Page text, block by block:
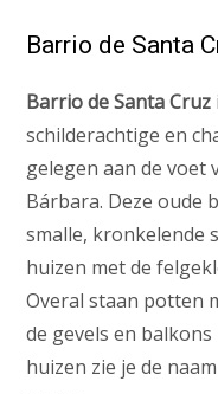
Barrio de Santa
Barrio de Santa Cruz
schilderachtige en
gelegen aan de voet
Bárbara. Deze oude
smalle, kronkelende
huizen met de
Overal staan potten
de gevels en
huizen zie je de